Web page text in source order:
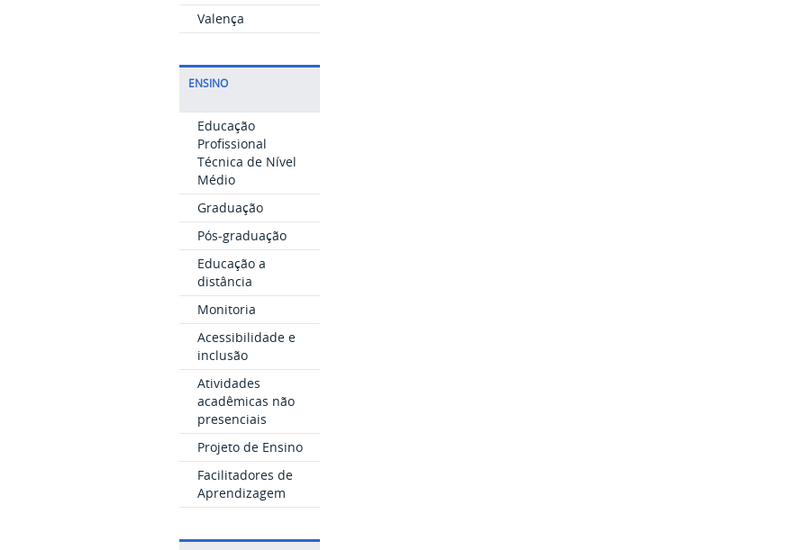
Valença
ENSINO
Educação
Profissional
Técnica de Nível
Médio
Graduação
Pós-graduação
Educação a
distância
Monitoria
Acessibilidade e
inclusão
Atividades
acadêmicas não
presenciais
Projeto de Ensino
Facilitadores de
Aprendizagem